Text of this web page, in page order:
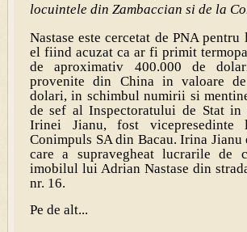
locuintele din Zambaccian si de la
Nastase este cercetat de PNA pentru
el fiind acuzat ca ar fi primit
de aproximativ 400.000 de
provenite din China in valoare
dolari, in schimbul numirii si
de sef al Inspectoratului de Stat in
Irinei Jianu, fost vicepresedinte
Conimpuls SA din Bacau. Irina Jianu
care a supravegheat lucrarile de
imobilul lui Adrian Nastase din
nr. 16.
Pe de alt...